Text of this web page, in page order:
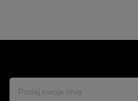
Podaj swoje imię